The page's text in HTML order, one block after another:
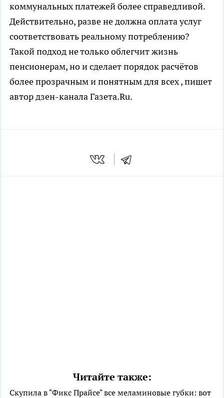
коммунальных платежей более справедливой.
Действительно, разве не должна оплата услуг
соответствовать реальному потреблению?
Такой подход не только облегчит жизнь
пенсионерам, но и сделает порядок расчётов
более прозрачным и понятным для всех, пишет
автор дзен-канала Газета.Ru.
Читайте также:
Скупила в "Фикс Прайсе" все меламиновые губки: вот